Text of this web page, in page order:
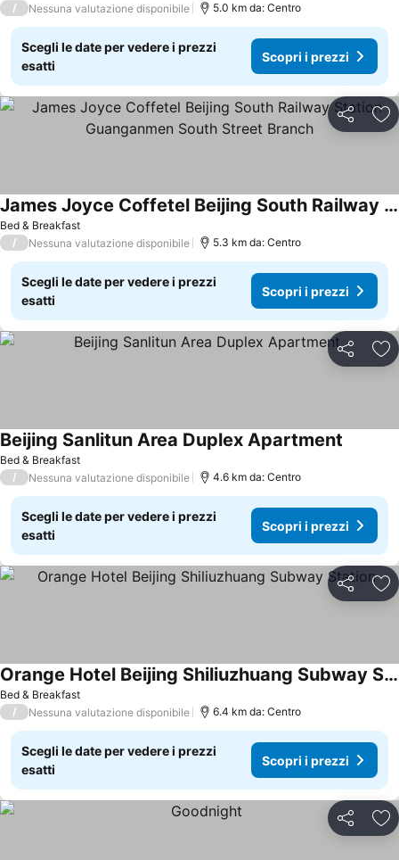
/ Nessuna valutazione disponibile 5.0 km da: Centro
Scegli le date per vedere i prezzi
esatti
Scopri i prezzi
Condividi
Bed & Breakfast
James Joyce Coffetel Beijing South Railway Station Guanganmen South Street Branch
/ Nessuna valutazione disponibile 5.3 km da: Centro
Scegli le date per vedere i prezzi
esatti
Scopri i prezzi
Condividi
Bed & Breakfast
Beijing Sanlitun Area Duplex Apartment
/ Nessuna valutazione disponibile 4.6 km da: Centro
Scegli le date per vedere i prezzi
esatti
Scopri i prezzi
Condividi
Bed & Breakfast
Orange Hotel Beijing Shiliuzhuang Subway Station
/ Nessuna valutazione disponibile 6.4 km da: Centro
Scegli le date per vedere i prezzi
esatti
Scopri i prezzi
Condividi